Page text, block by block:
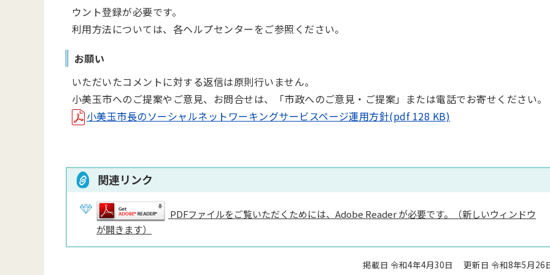
ウント登録が必要です。
利用方法については、各ヘルプセンターをご参照ください。
お願い
いただいたコメントに対する返信は原則行いません。
小美玉市へのご提案やご意見、お問合せは、「市政へのご意見・ご提案」または電話でお寄せください。
小美玉市長のソーシャルネットワーキングサービスページ運用方針(pdf 128 KB)
関連リンク
PDFファイルをご覧いただくためには、Adobe Reader が必要です。（新しいウィンドウ
が開きます）
掲載日 令和4年4月30日 更新日 令和8年5月26